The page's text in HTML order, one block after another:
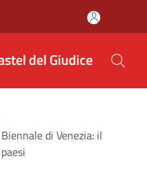
del Giudice
di Venezia: il